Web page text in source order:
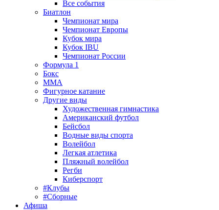
Все события
Биатлон
Чемпионат мира
Чемпионат Европы
Кубок мира
Кубок IBU
Чемпионат России
Формула 1
Бокс
MMA
Фигурное катание
Другие виды
Художественная гимнастика
Американский футбол
Бейсбол
Водные виды спорта
Волейбол
Легкая атлетика
Пляжный волейбол
Регби
Киберспорт
#Клубы
#Сборные
Афиша